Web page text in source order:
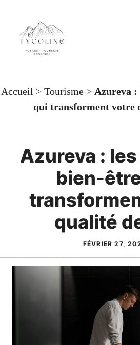
contenu
Accueil > Tourisme > Azureva :
qui transforment votre
Azureva :
bien-
qualité
FÉVRIER 27,